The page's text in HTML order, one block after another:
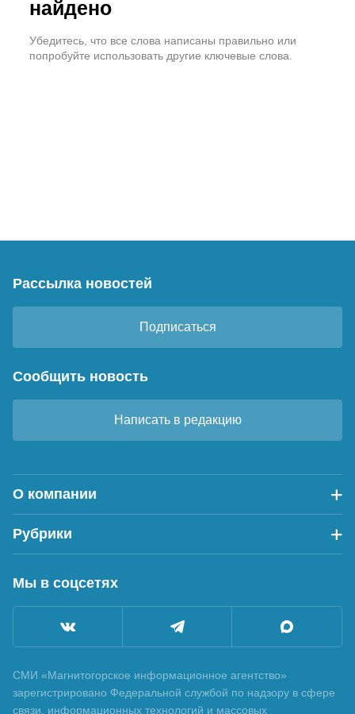
найдено
Убедитесь, что все слова написаны правильно или
попробуйте использовать другие ключевые слова.
Рассылка новостей
Подписаться
Сообщить новость
Написать в редакцию
О компании
Рубрики
Мы в соцсетях
СМИ «Магнитогорское информационное агентство»
зарегистрировано Федеральной службой по надзору в сфере
связи, информационных технологий и массовых